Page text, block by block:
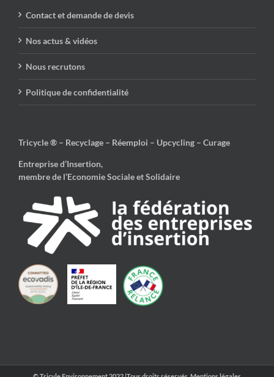
Contact et demande de devis
Nos actus & vidéos
Nous recrutons
Politique de confidentialité
Tricycle ® – Recyclage – Réemploi – Upcycling – Curage
Entreprise d’Insertion,
membre de l’Economie Sociale et Solidaire